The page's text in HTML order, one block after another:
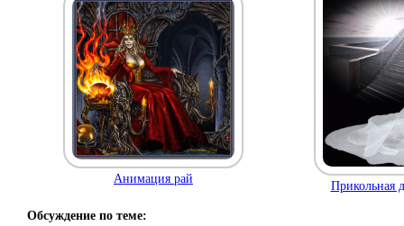
Анимация рай
Прикольная
Обсуждение по теме: